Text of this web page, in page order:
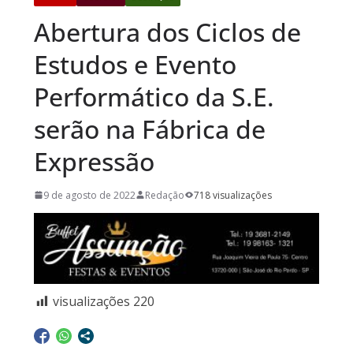
Abertura dos Ciclos de
Estudos e Evento
Performático da S.E.
serão na Fábrica de
Expressão
9 de agosto de 2022 Redação 718 visualizações
visualizações 220